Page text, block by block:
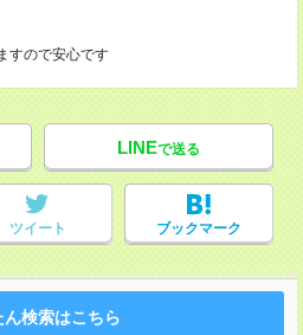
すので安心です
LINEで送る
ツイート ブックマーク
ん検索はこちら